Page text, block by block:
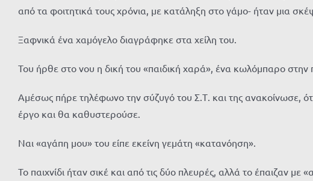
από τα φοιτητικά τους χρόνια, με κατάληξη στο γάμο- ήταν μια
Ξαφνικά ένα χαμόγελο διαγράφηκε στα χείλη του.
Του ήρθε στο νου η δική του «παιδική χαρά», ένα κωλόμπαρο
Αμέσως πήρε τηλέφωνο την σύζυγό του Σ.Τ. και της ανακοίνωσε,
έργο και θα καθυστερούσε.
Ναι «αγάπη μου» του είπε εκείνη γεμάτη «κατανόηση».
Το παιχνίδι ήταν σικέ και από τις δύο πλευρές, αλλά το έπαιζαν με